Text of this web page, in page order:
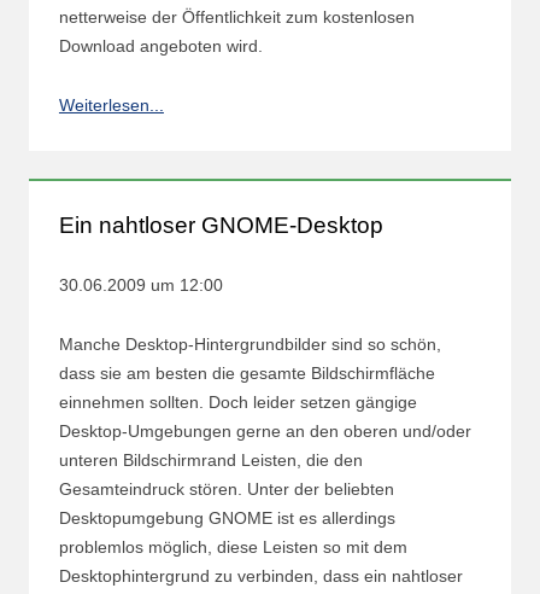
netterweise der Öffentlichkeit zum kostenlosen
Download angeboten wird.
Weiterlesen...
Ein nahtloser GNOME-Desktop
30.06.2009 um 12:00
Manche Desktop-Hintergrundbilder sind so schön,
dass sie am besten die gesamte Bildschirmfläche
einnehmen sollten. Doch leider setzen gängige
Desktop-Umgebungen gerne an den oberen und/oder
unteren Bildschirmrand Leisten, die den
Gesamteindruck stören. Unter der beliebten
Desktopumgebung GNOME ist es allerdings
problemlos möglich, diese Leisten so mit dem
Desktophintergrund zu verbinden, dass ein nahtloser